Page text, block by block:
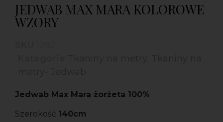
JEDWAB MAX MARA KOLOROWE
WZORY
Jedwab Max Mara żorżeta 100%
Szerokość 140cm